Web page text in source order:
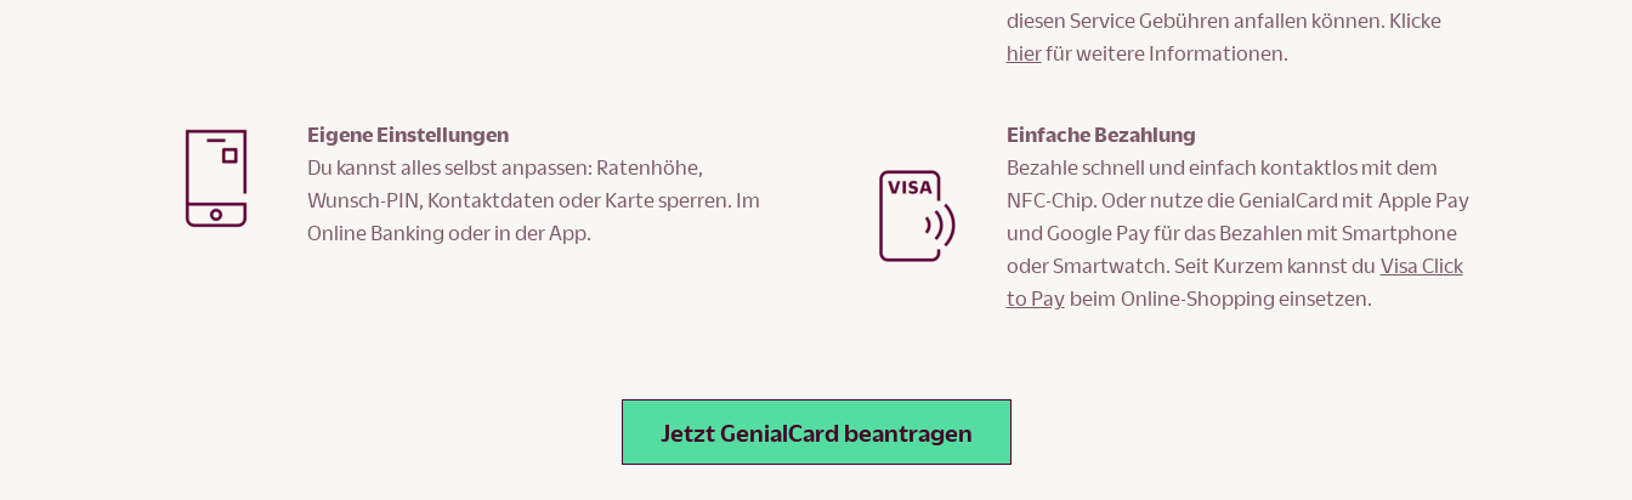
diesen Service Gebühren anfallen können. Klicke
hierfür weitere Informationen.
Eigene Einstellungen
Du kannst alles selbst anpassen: Ratenhöhe,
Wunsch-PIN, Kontaktdaten oder Karte sperren. Im
Online Banking oder in der App.
Einfache Bezahlung
Bezahle schnell und einfach kontaktlos mit dem
NFC-Chip. Oder nutze die GenialCard mit Apple Pay
und Google Pay für das Bezahlen mit Smartphone
oder Smartwatch. Seit Kurzem kannst du Visa Click
to Paybeim Online-Shopping einsetzen.
Jetzt GenialCard beantragen